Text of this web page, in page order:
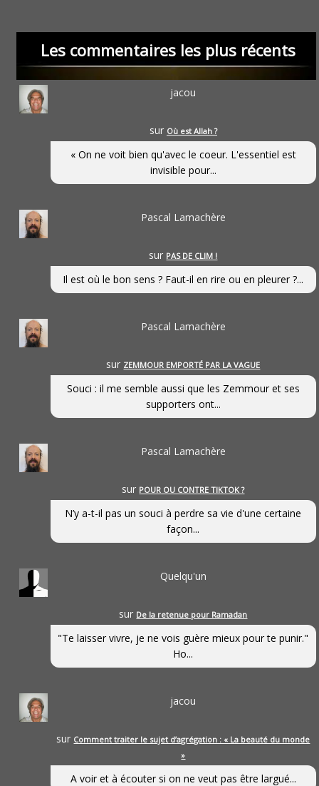
Les commentaires les plus récents
jacou
sur Où est Allah ?
« On ne voit bien qu'avec le coeur. L'essentiel est
invisible pour...
Pascal Lamachère
sur PAS DE CLIM !
Il est où le bon sens ? Faut-il en rire ou en pleurer ?...
Pascal Lamachère
sur ZEMMOUR EMPORTÉ PAR LA VAGUE
Souci : il me semble aussi que les Zemmour et ses
supporters ont...
Pascal Lamachère
sur POUR OU CONTRE TIKTOK ?
N’y a-t-il pas un souci à perdre sa vie d'une certaine
façon...
Quelqu'un
sur De la retenue pour Ramadan
"Te laisser vivre, je ne vois guère mieux pour te punir."
Ho...
jacou
sur Comment traiter le sujet d’agrégation : « La beauté du monde
»
A voir et à écouter si on ne veut pas être largué...